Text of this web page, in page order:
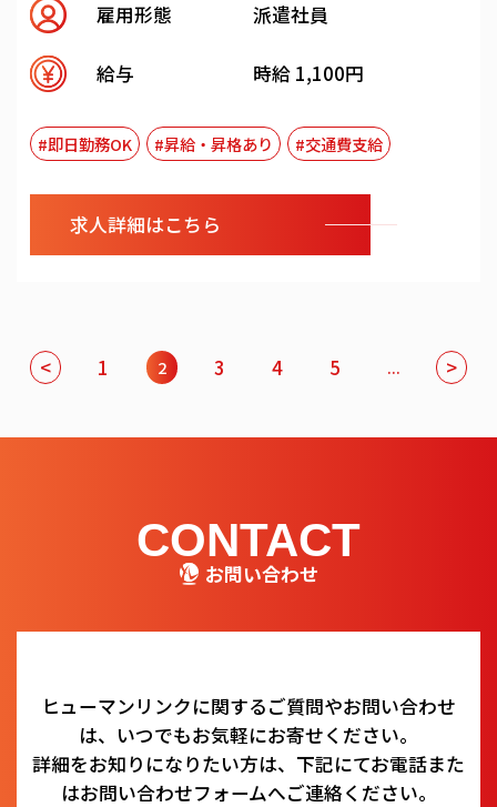
雇用形態 派遣社員
給与 時給 1,100円
#即日勤務OK #昇給・昇格あり #交通費支給
求人詳細はこちら
< 1 2 3 4 5 ... >
CONTACT
お問い合わせ
ヒューマンリンクに関するご質問やお問い合わせ
は、いつでもお気軽にお寄せください。
詳細をお知りになりたい方は、下記にてお電話また
はお問い合わせフォームへご連絡ください。